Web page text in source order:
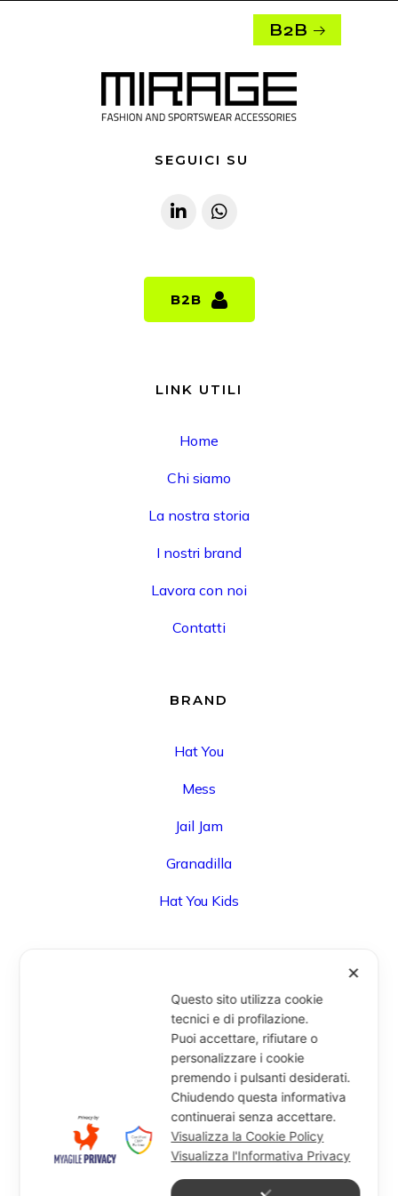
B2B
SEGUICI SU
B2B
B2B
LINK UTILI
Home
Chi siamo
La nostra storia
I nostri brand
Lavora con noi
Contatti
BRAND
Hat You
Mess
Jail Jam
Granadilla
Hat You Kids
Via Degli Speziali, 161 (Blocco 32 Centergross) -
40050 Funo di Argelato (BO) - Italy
info@miragesrl.com
+39 051 8651711
✕
Questo sito utilizza cookie
tecnici e di profilazione.
Puoi accettare, rifiutare o
personalizzare i cookie
premendo i pulsanti desiderati.
Chiudendo questa informativa
continuerai senza accettare.
Visualizza la Cookie Policy
Visualizza l'Informativa Privacy